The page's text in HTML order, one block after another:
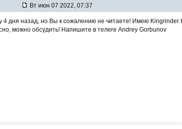
Вт июн 07 2022, 07:37
4 дня назад, но Вы к сожалению не читаете! Имею Kingrinder
можно обсудить! Напишите в телеге Andrey Gorbunov